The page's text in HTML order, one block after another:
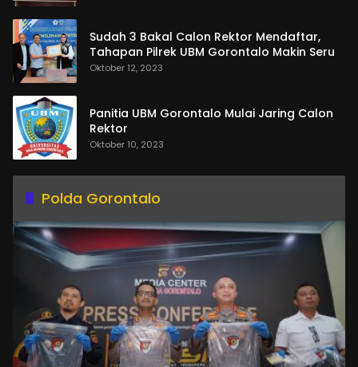
Sudah 3 Bakal Calon Rektor Mendaftar,
Tahapan Pilrek UBM Gorontalo Makin Seru
Oktober 12, 2023
Panitia UBM Gorontalo Mulai Jaring Calon
Rektor
Oktober 10, 2023
Polda Gorontalo